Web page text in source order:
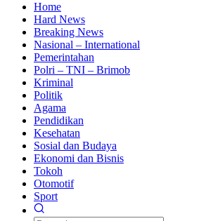
Home
Hard News
Breaking News
Nasional – International
Pemerintahan
Polri – TNI – Brimob
Kriminal
Politik
Agama
Pendidikan
Kesehatan
Sosial dan Budaya
Ekonomi dan Bisnis
Tokoh
Otomotif
Sport